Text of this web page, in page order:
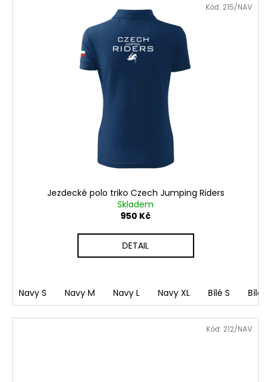
Jezdecké polo triko Czech Jumping Riders
Skladem
950 Kč
DETAIL
Navy S Navy M Navy L Navy XL Bílé S Bílé
Kód: 215/NAV
Kód: 212/NAV